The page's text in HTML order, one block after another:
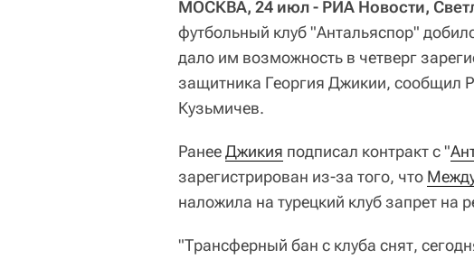
МОСКВА, 24 июл - РИА Новости,
футбольный клуб "Антальяспор"
дало им возможность в четверг
защитника Георгия Джикии, сообщил
Кузьмичев.
РанееДжикия подписал контракт с "
зарегистрирован из-за того, что
наложила на турецкий клуб запрет на
"Трансферный бан с клуба снят,